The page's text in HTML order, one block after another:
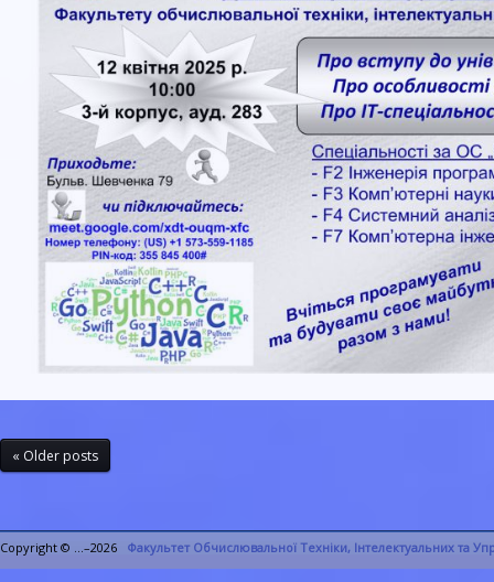
« Older posts
Copyright © ...–2026 Факультет Обчислювальної Техніки, Інтелектуальних та